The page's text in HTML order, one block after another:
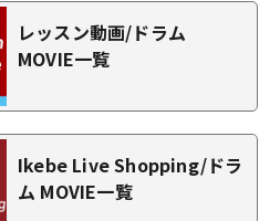
レッスン動画/ドラム
MOVIE一覧
Ikebe Live Shopping/ドラ
ム MOVIE一覧